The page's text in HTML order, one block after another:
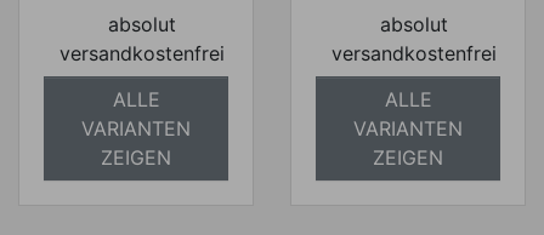
absolut
versandkostenfrei
ALLE
VARIANTEN
ZEIGEN
absolut
versandkostenfrei
ALLE
VARIANTEN
ZEIGEN